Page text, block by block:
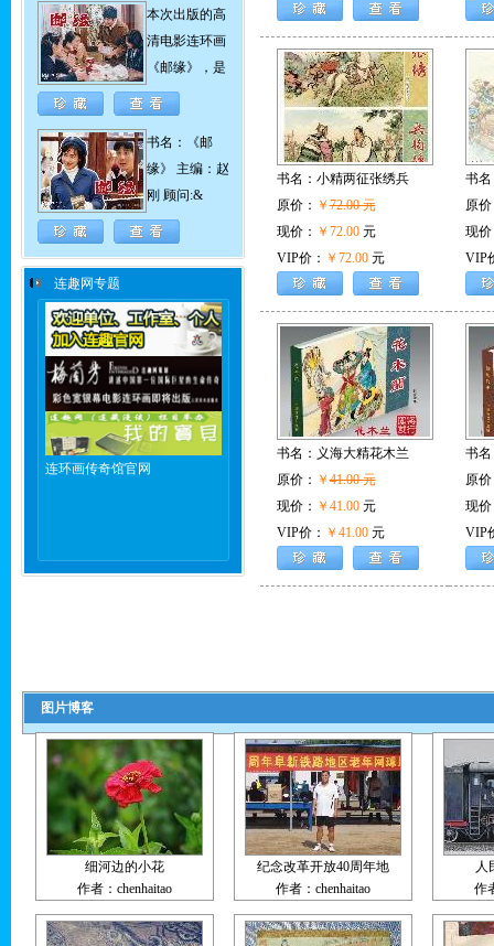
本次出版的高
清电影连环画
《邮缘》，是
书名：《邮
缘》 主编：赵
刚 顾问:&
连趣网专题
连环画传奇馆官网
书名： 小精两征张绣兵
原价： ￥72.00 元
现价： ￥72.00元
VIP价： ￥72.00元
书名
原
现价
VIP
书名： 义海大精花木兰
原价： ￥41.00 元
现价： ￥41.00元
VIP价： ￥41.00元
书名
原
现价
VIP
图片博客
细河边的小花
作者：chenhaitao
纪念改革开放40周年地
作者：chenhaitao
人
作